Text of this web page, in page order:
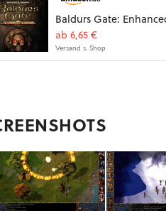
Baldurs Gate:
ab 6,65 €
Versand s. Shop